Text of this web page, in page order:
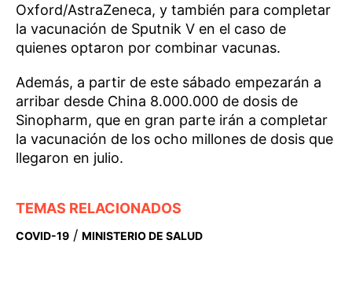
Oxford/AstraZeneca, y también para completar
la vacunación de Sputnik V en el caso de
quienes optaron por combinar vacunas.
Además, a partir de este sábado empezarán a
arribar desde China 8.000.000 de dosis de
Sinopharm, que en gran parte irán a completar
la vacunación de los ocho millones de dosis que
llegaron en julio.
TEMAS RELACIONADOS
COVID-19 / MINISTERIO DE SALUD